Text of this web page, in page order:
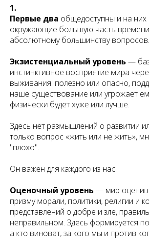
1.
Первые два общедоступны и на
окружающие большую часть
абсолютному большинству вопросов.
Экзистенциальный уровень —
инстинктивное восприятие мира
выживания: полезно или опасно,
наше существование или угрожает
физически будет хуже или лучше.
Здесь нет размышлений о развитии
только вопрос «жить или не жить»,
"плохо".
Он важен для каждого из нас.
Оценочный уровень — мир
призму морали, политики, религии и
представлений о добре и зле,
неправильном. Здесь формируется
а кто виноват, за кого мы и против